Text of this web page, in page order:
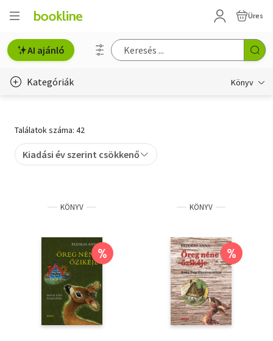
Üres
AI ajánló
Kategóriák Könyv
Gyermek- és ifjúsági
Szakkönyv
Szótár, nyelvkönyv
Tankönyv, segédkönyv
Találatok száma: 42
Kiadási év szerint csökkenő
KÖNYV
%
KÖNYV
%